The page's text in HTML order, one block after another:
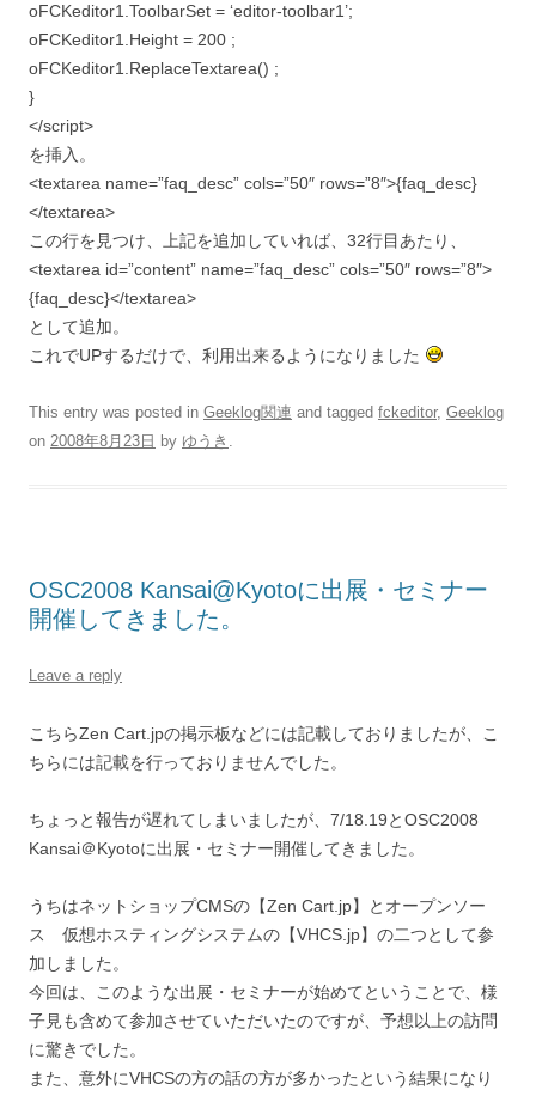
oFCKeditor1.ToolbarSet = ‘editor-toolbar1’;
oFCKeditor1.Height = 200 ;
oFCKeditor1.ReplaceTextarea() ;
}
</script>
を挿入。
<textarea name=”faq_desc” cols=”50″ rows=”8″>{faq_desc}
</textarea>
この行を見つけ、上記を追加していれば、32行目あたり、
<textarea id=”content” name=”faq_desc” cols=”50″ rows=”8″>
{faq_desc}</textarea>
として追加。
これでUPするだけで、利用出来るようになりました
This entry was posted in Geeklog関連 and tagged fckeditor, Geeklog
on 2008年8月23日 by ゆうき .
OSC2008 Kansai@Kyotoに出展・セミナー
開催してきました。
Leave a reply
こちらZen Cart.jpの掲示板などには記載しておりましたが、こ
ちらには記載を行っておりませんでした。
ちょっと報告が遅れてしまいましたが、7/18.19とOSC2008
Kansai＠Kyotoに出展・セミナー開催してきました。
うちはネットショップCMSの【Zen Cart.jp】とオープンソー
ス 仮想ホスティングシステムの【VHCS.jp】の二つとして参
加しました。
今回は、このような出展・セミナーが始めてということで、様
子見も含めて参加させていただいたのですが、予想以上の訪問
に驚きでした。
また、意外にVHCSの方の話の方が多かったという結果になり